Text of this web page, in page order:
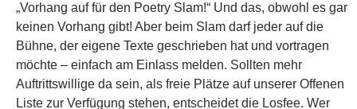
„Vorhang auf für den Poetry Slam!“ Und das, obwohl es gar
keinen Vorhang gibt! Aber beim Slam darf jeder auf die
Bühne, der eigene Texte geschrieben hat und vortragen
möchte – einfach am Einlass melden. Sollten mehr
Auftrittswillige da sein, als freie Plätze auf unserer Offenen
Liste zur Verfügung stehen, entscheidet die Losfee. Wer